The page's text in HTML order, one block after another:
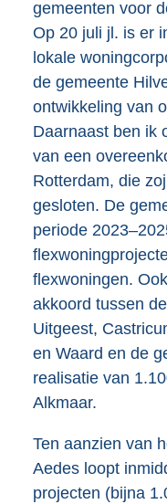
gemeenten voor
Op 20 juli jl. is er
lokale
de gemeente
ontwikkeling van
Daarnaast ben ik
van een
Rotterdam, die
gesloten. De
periode
flexwoningen.
akkoord tussen
Uitgeest,
en Waard en de
realisatie van
Alkmaar.
Ten aanzien van
Aedes loopt
projecten (bijna